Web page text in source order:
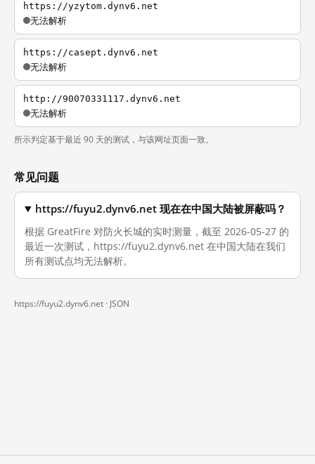
https://yzytom.dynv6.net
无法解析
https://casept.dynv6.net
无法解析
http://90070331117.dynv6.net
无法解析
所示判定基于最近 90 天的测试，与该网址页面一致。
常见问题
https://fuyu2.dynv6.net 现在在中国大陆被屏蔽吗？
根据 GreatFire 对防火长城的实时测量，截至 2026-05-27 的
最近一次测试，https://fuyu2.dynv6.net 在中国大陆在我们
所有测试点均无法解析。
https://fuyu2.dynv6.net · JSON